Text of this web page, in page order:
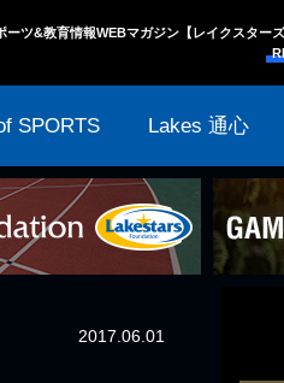
ーツ&教育情報WEBマガジン【レイクスターズ
SPORTS Lakes 通心
2017.06.01